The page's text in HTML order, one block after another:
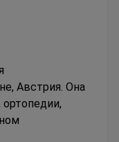
Австрия. Она
ортопедии,